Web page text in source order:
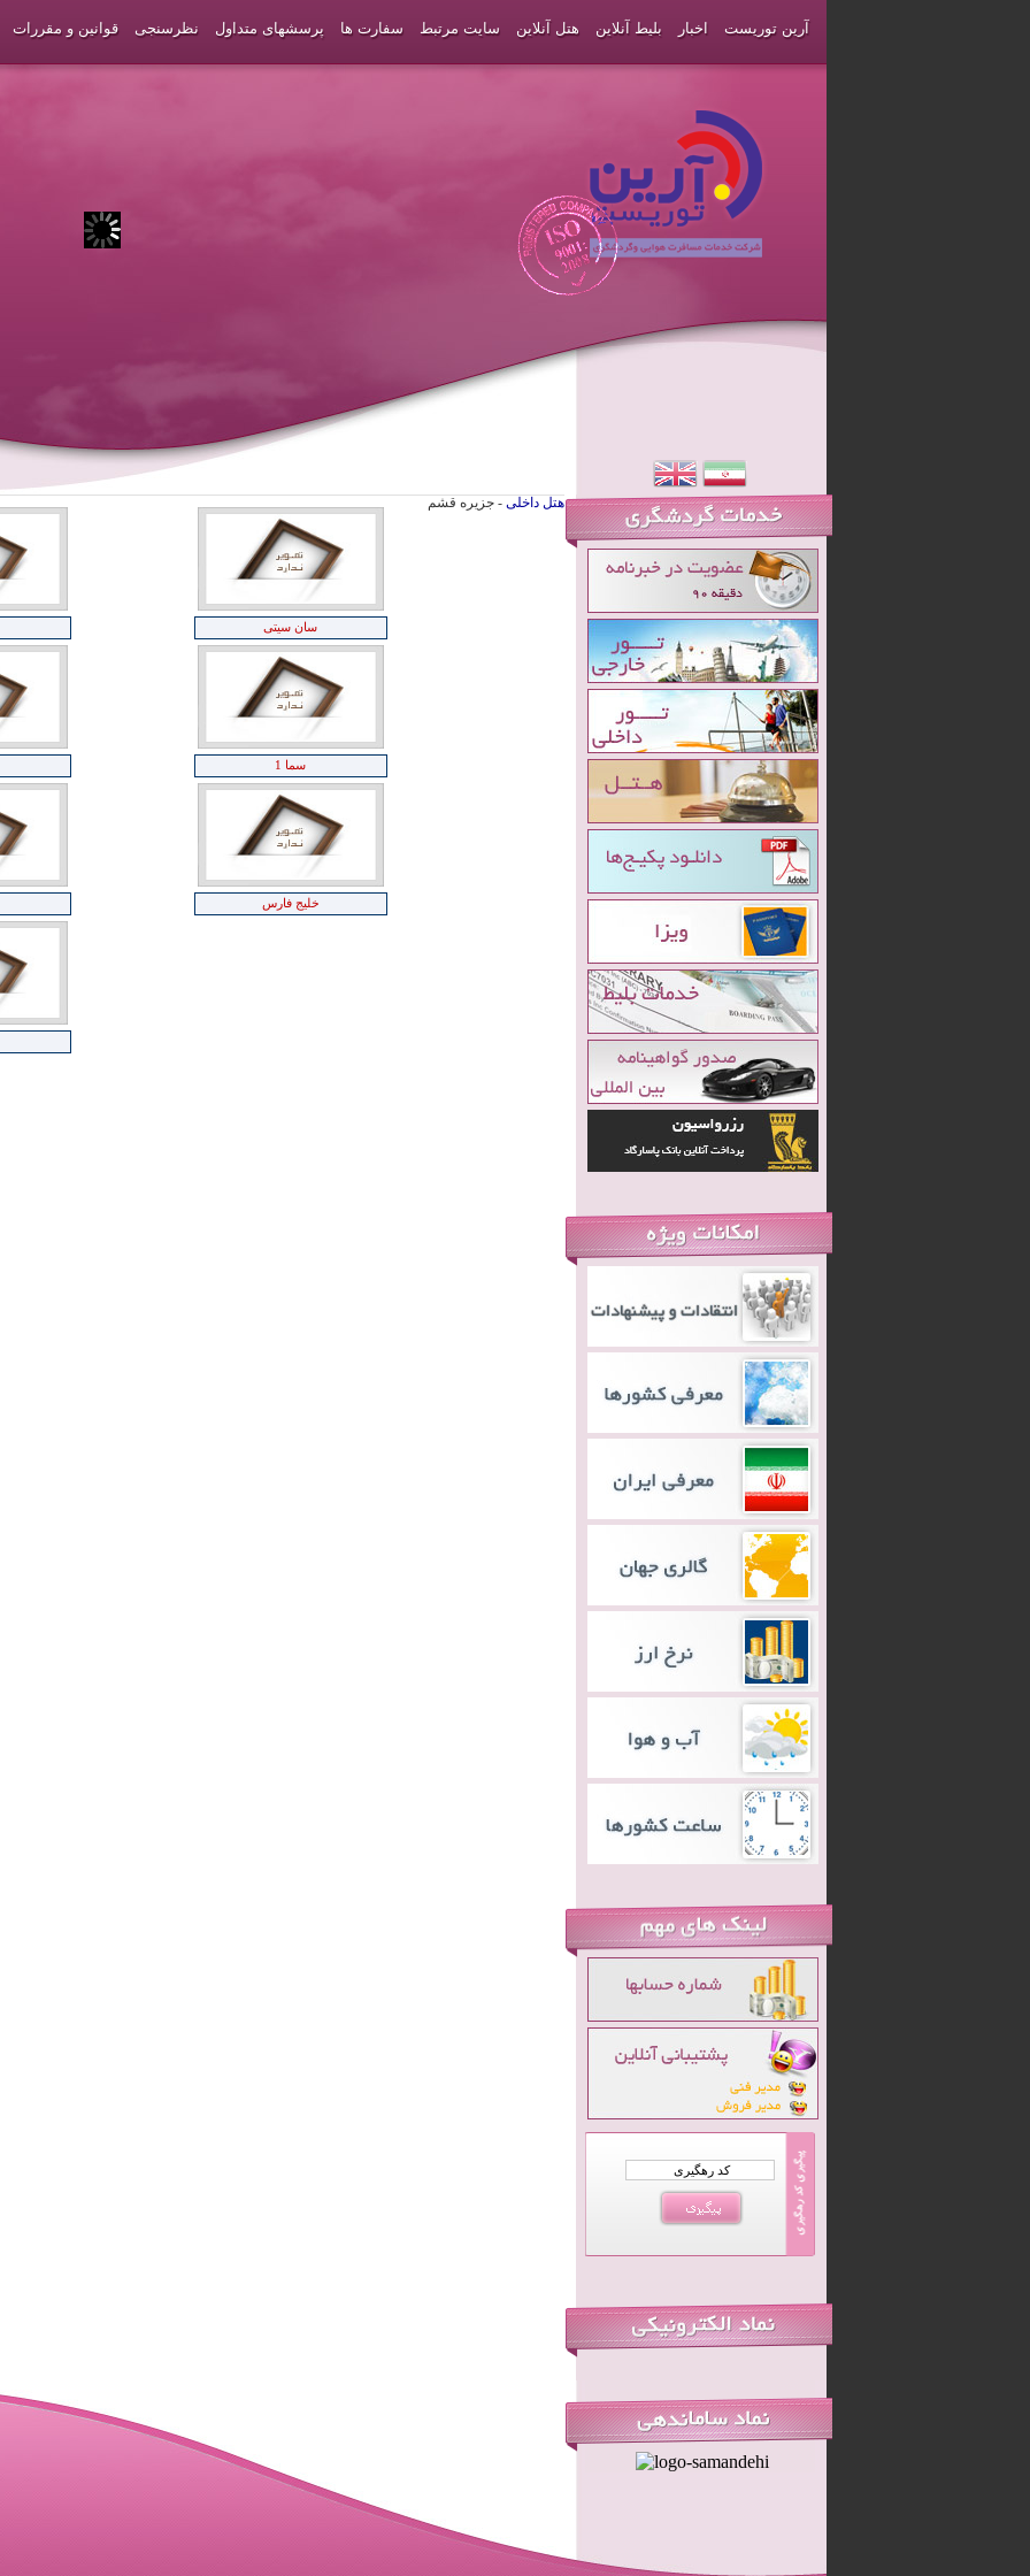
آرین توریست اخبار بلیط آنلاین هتل آنلاین سایت مرتبط سفارت ها پرسشهای متداول نظرسنجی قوانین و مقررات
هتل داخلی - جزیره قشم
سان سیتی
سما 1
خلیج فارس